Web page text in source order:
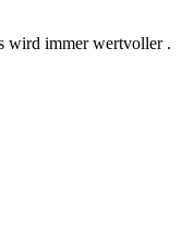
wird immer wertvoller .